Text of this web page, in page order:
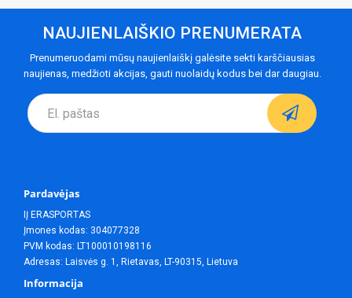
NAUJIENLAIŠKIO PRENUMERATA
Prenumeruodami mūsų naujienlaiškį galėsite sekti karščiausias
naujienas, medžioti akcijas, gauti nuolaidų kodus bei dar daugiau.
Pardavėjas
IĮ ERASPORTAS
Įmones kodas: 304077328
PVM kodas: LT100010198116
Adresas: Laisvės g. 1, Rietavas, LT-90315, Lietuva
Informacija